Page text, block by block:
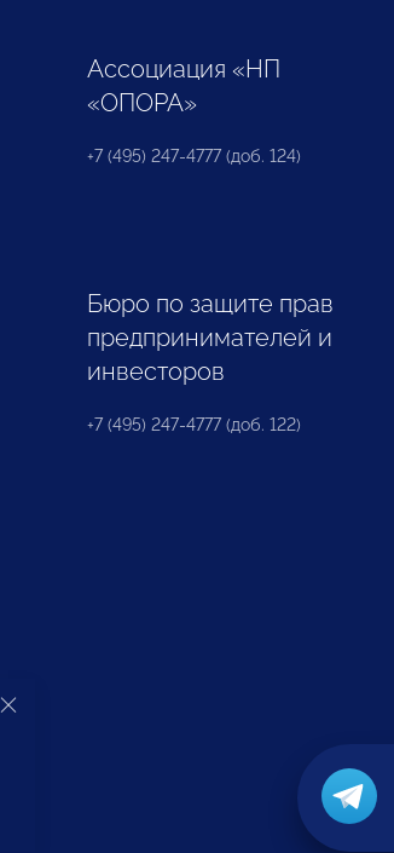
Ассоциация «НП
«ОПОРА»
+7 (495) 247-4777 (доб. 124)
Бюро по защите прав
предпринимателей и
инвесторов
+7 (495) 247-4777 (доб. 122)